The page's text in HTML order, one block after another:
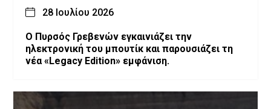
28 Ιουλίου 2026
Ο Πυρσός Γρεβενών εγκαινιάζει την
ηλεκτρονική του μπουτίκ και παρουσιάζει τη
νέα «Legacy Edition» εμφάνιση.